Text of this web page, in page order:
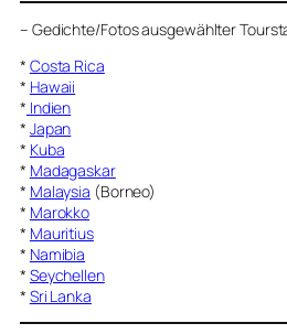
– Gedichte/Fotos ausgewählter
* Costa Rica
* Hawaii
* Indien
* Japan
* Kuba
* Madagaskar
* Malaysia (Borneo)
* Marokko
* Mauritius
* Namibia
* Seychellen
* Sri Lanka